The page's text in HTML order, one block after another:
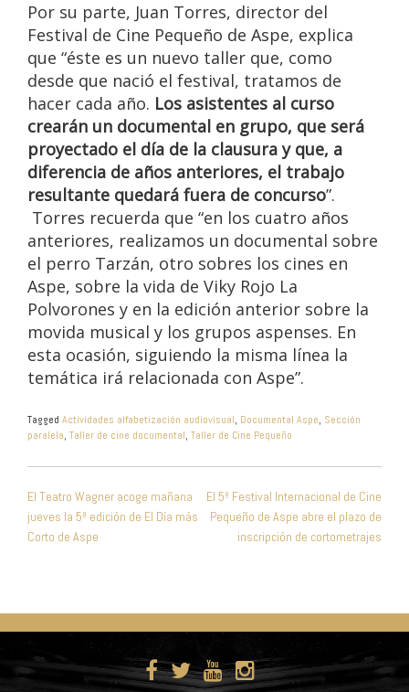
Por su parte, Juan Torres, director del
Festival de Cine Pequeño de Aspe, explica
que “éste es un nuevo taller que, como
desde que nació el festival, tratamos de
hacer cada año. Los asistentes al curso
crearán un documental en grupo, que será
proyectado el día de la clausura y que, a
diferencia de años anteriores, el trabajo
resultante quedará fuera de concurso”.
Torres recuerda que “en los cuatro años
anteriores, realizamos un documental sobre
el perro Tarzán, otro sobres los cines en
Aspe, sobre la vida de Viky Rojo La
Polvorones y en la edición anterior sobre la
movida musical y los grupos aspenses. En
esta ocasión, siguiendo la misma línea la
temática irá relacionada con Aspe”.
Tagged Actividades alfabetización audiovisual, Documental Aspe, Sección
paralela, Taller de cine documental, Taller de Cine Pequeño
DE
ENTRADAS
El Teatro Wagner acoge mañana
jueves la 5ª edición de El Día más
Corto de Aspe
El 5º Festival Internacional de Cine
Pequeño de Aspe abre el plazo de
inscripción de cortometrajes